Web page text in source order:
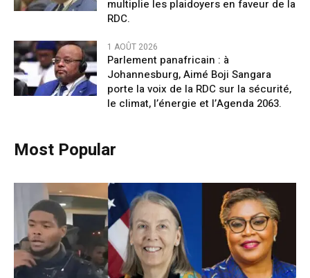
multiplie les plaidoyers en faveur de la
RDC.
1 AOÛT 2026
Parlement panafricain : à
Johannesburg, Aimé Boji Sangara
porte la voix de la RDC sur la sécurité,
le climat, l’énergie et l’Agenda 2063.
Most Popular